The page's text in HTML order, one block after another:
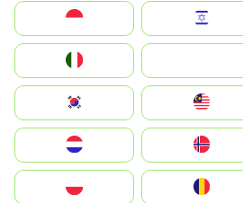
South Korea